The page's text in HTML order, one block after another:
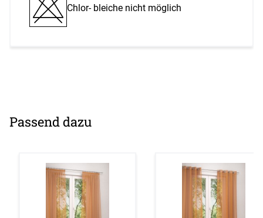
Chlor- bleiche nicht möglich
Passend dazu